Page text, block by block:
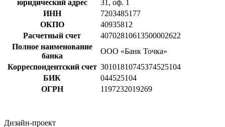
юридический адрес
31, оф. 1
ИНН
7203485177
ОКПО
40935812
Расчетный счет
40702810613500002622
Полное наименование
банка
ООО «Банк Точка»
Корреспондентский счет 30101810745374525104
БИК
044525104
ОГРН
1197232019269
Дизайн-проект